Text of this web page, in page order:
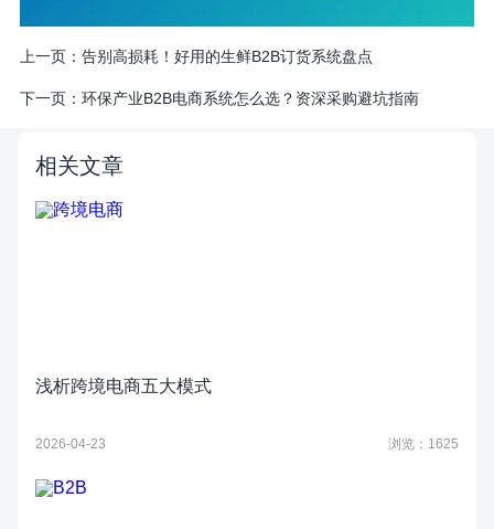
上一页： 告别高损耗！好用的生鲜B2B订货系统盘点
下一页： 环保产业B2B电商系统怎么选？资深采购避坑指南
相关文章
浅析跨境电商五大模式
2026-04-23 浏览：1625